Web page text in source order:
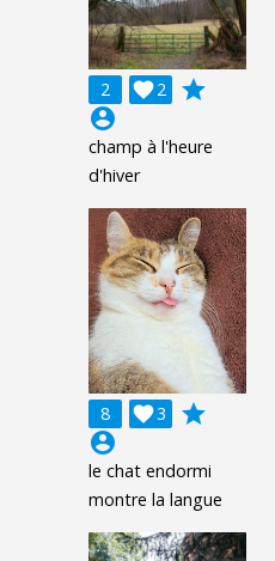
2 2

grade
account_circle
champ à l'heure
d'hiver
8 3

grade
account_circle
le chat endormi
montre la langue